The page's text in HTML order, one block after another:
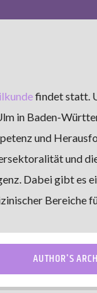
findet statt.
in Baden-
und
und
Dabei gibt es
Bereiche
AUTHOR'S